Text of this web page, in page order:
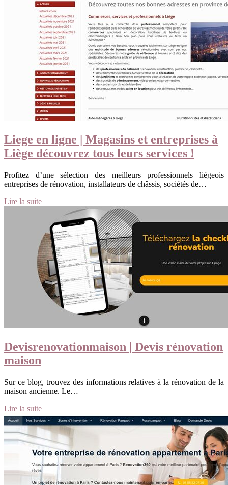
Liege en ligne | Magasins et entreprises à
Liège découvrez tous leurs services !
Profitez d’une sélection des meilleurs professionnels liégeois
entreprises de rénovation, installateurs de châssis, sociétés de…
Lire la suite
Devis­renovation­mai­son | Devis rénovation
maison
Sur ce blog, trouvez des informations relatives à la rénovation de la
maison ancienne. Le…
Lire la suite